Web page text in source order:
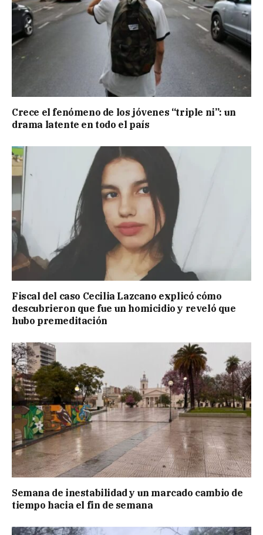
Crece el fenómeno de los jóvenes “triple ni”: un
drama latente en todo el país
Fiscal del caso Cecilia Lazcano explicó cómo
descubrieron que fue un homicidio y reveló que
hubo premeditación
Semana de inestabilidad y un marcado cambio de
tiempo hacia el fin de semana